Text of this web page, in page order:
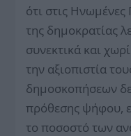
ότι στις Ηνωμένες
της δημοκρατίας
συνεκτικά και
την αξιοπιστία
δημοσκοπήσεων
πρόθεσης ψήφου,
το ποσοστό των